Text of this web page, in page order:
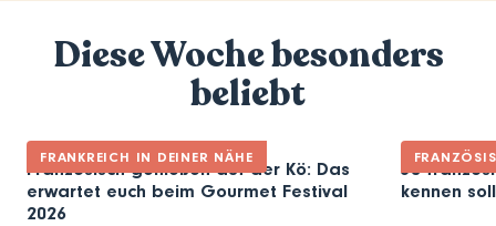
Diese Woche besonders
beliebt
FRANKREICH IN DEINER NÄHE
Französisch genießen auf der Kö: Das
erwartet euch beim Gourmet Festival
2026
30
kennen